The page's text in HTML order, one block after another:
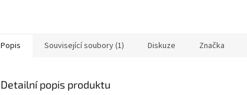
Popis Související soubory (1) Diskuze Značka
Detailní popis produktu